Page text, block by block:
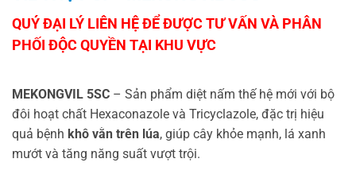
MEKONGVIL 5SC – Sản phẩm diệt nấm thế hệ mới với bộ
đôi hoạt chất Hexaconazole và Tricyclazole, đặc trị hiệu
quả bệnh khô vằn trên lúa, giúp cây khỏe mạnh, lá xanh
mướt và tăng năng suất vượt trội.